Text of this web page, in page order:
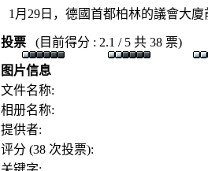
1月29日，德國首都柏林的議會大
投票 (目前得分 : 2.1 / 5 共 38 票)
图片信息
文件名称:
相册名称:
提供者:
评分 (38 次投票):